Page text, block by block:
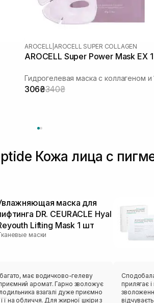
AROCELL AROCELL SUPER COLLAGEN
AROCELL Super Power Mask EX
306₴340₴
Кожа лица с
маска для
DR. CEURACLE Hyal
Lifting Mask 1 шт
маски
багато, має водичково-гелеву
аромат. Гарно зволожує
на обличчя. Для жирної шкіри з
Сподобалася ця
прилягає і